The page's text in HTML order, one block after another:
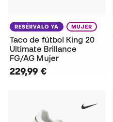
RESÉRVALO YA MUJER
Taco de fútbol King 20
Ultimate Brillance
FG/AG Mujer
229,99 €